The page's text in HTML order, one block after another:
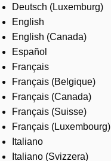
Contact us
Careers
Deutsch (Luxemburg)
English
English (Canada)
Español
Français
Français (Belgique)
Français (Canada)
Français (Suisse)
Français (Luxembourg)
Italiano
Italiano (Svizzera)